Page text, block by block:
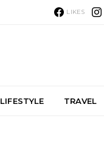
LIKES
LIFESTYLE TRAVEL